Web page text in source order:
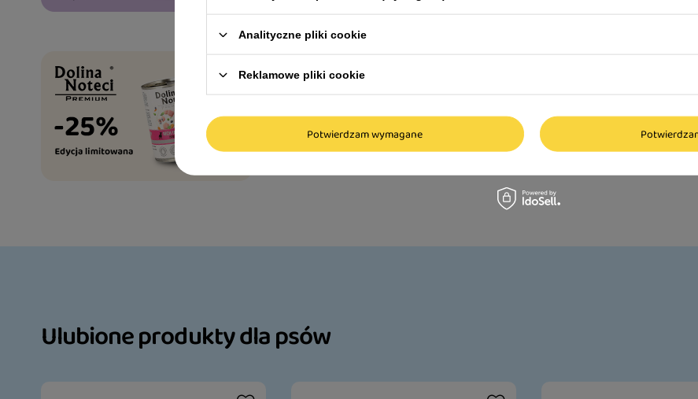
Niewydolność wątroby
Ulubione produkty dla psów
Analityczne pliki cookie
Reklamowe pliki cookie
Potwierdzam wymagane